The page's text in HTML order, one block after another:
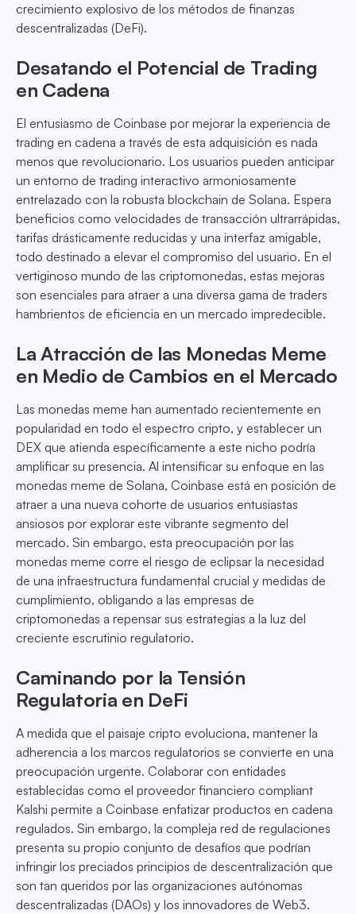
crecimiento explosivo de los métodos de finanzas
descentralizadas (DeFi).
Desatando el Potencial de Trading
en Cadena
El entusiasmo de Coinbase por mejorar la experiencia de
trading en cadena a través de esta adquisición es nada
menos que revolucionario. Los usuarios pueden anticipar
un entorno de trading interactivo armoniosamente
entrelazado con la robusta blockchain de Solana. Espera
beneficios como velocidades de transacción ultrarrápidas,
tarifas drásticamente reducidas y una interfaz amigable,
todo destinado a elevar el compromiso del usuario. En el
vertiginoso mundo de las criptomonedas, estas mejoras
son esenciales para atraer a una diversa gama de traders
hambrientos de eficiencia en un mercado impredecible.
La Atracción de las Monedas Meme
en Medio de Cambios en el Mercado
Las monedas meme han aumentado recientemente en
popularidad en todo el espectro cripto, y establecer un
DEX que atienda específicamente a este nicho podría
amplificar su presencia. Al intensificar su enfoque en las
monedas meme de Solana, Coinbase está en posición de
atraer a una nueva cohorte de usuarios entusiastas
ansiosos por explorar este vibrante segmento del
mercado. Sin embargo, esta preocupación por las
monedas meme corre el riesgo de eclipsar la necesidad
de una infraestructura fundamental crucial y medidas de
cumplimiento, obligando a las empresas de
criptomonedas a repensar sus estrategias a la luz del
creciente escrutinio regulatorio.
Caminando por la Tensión
Regulatoria en DeFi
A medida que el paisaje cripto evoluciona, mantener la
adherencia a los marcos regulatorios se convierte en una
preocupación urgente. Colaborar con entidades
establecidas como el proveedor financiero compliant
Kalshi permite a Coinbase enfatizar productos en cadena
regulados. Sin embargo, la compleja red de regulaciones
presenta su propio conjunto de desafíos que podrían
infringir los preciados principios de descentralización que
son tan queridos por las organizaciones autónomas
descentralizadas (DAOs) y los innovadores de Web3.